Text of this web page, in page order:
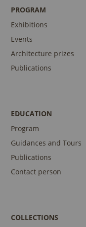
PROGRAM
Exhibitions
Events
Architecture prizes
Publications
EDUCATION
Program
Guidances and Tours
Publications
Contact person
COLLECTIONS